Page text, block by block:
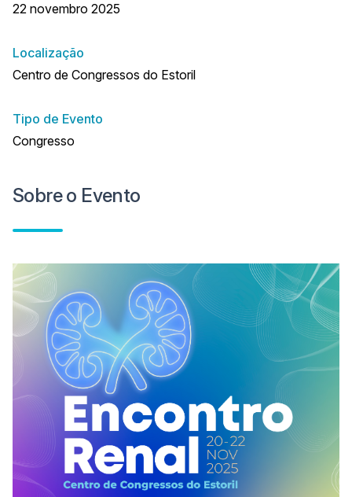
22 novembro 2025
Localização
Centro de Congressos do Estoril
Tipo de Evento
Congresso
Sobre o Evento